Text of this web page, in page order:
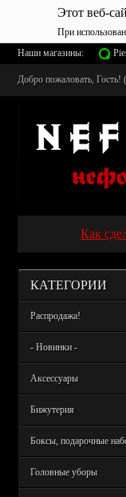
Этот веб-
При
Наши магазины:
Добро пожаловать, Гость! (
Как
КАТЕГОРИИ
Распродажа!
- Новинки -
Аксессуары
Бижутерия
Боксы, подарочные
Головные уборы